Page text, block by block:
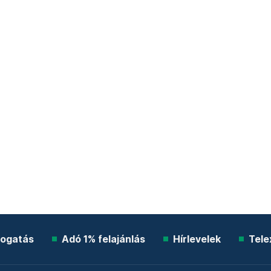
Adó 1% felajánlás Hírlevelek